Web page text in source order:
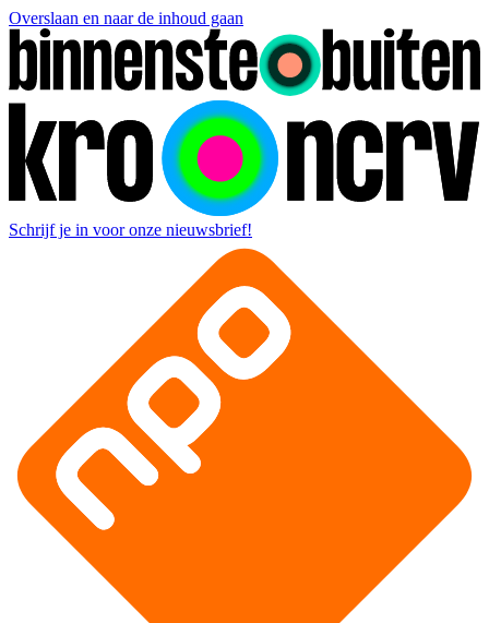
Overslaan en naar de inhoud gaan
Schrijf je in voor onze nieuwsbrief!